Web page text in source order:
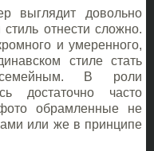
выглядит довольно
отнести сложно.
и умеренного,
стиле стать
В роли
достаточно часто
обрамленные не
или же в принципе